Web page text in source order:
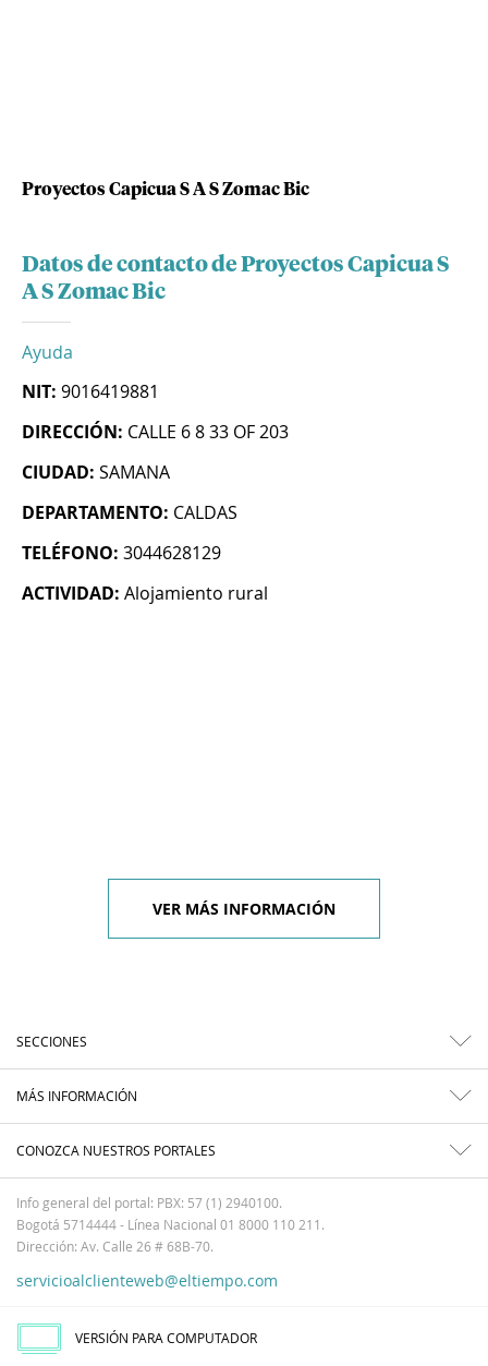
Proyectos Capicua S A S Zomac Bic
Datos de contacto de Proyectos Capicua S
A S Zomac Bic
Ayuda
NIT: 9016419881
DIRECCIÓN: CALLE 6 8 33 OF 203
CIUDAD: SAMANA
DEPARTAMENTO: CALDAS
TELÉFONO: 3044628129
ACTIVIDAD: Alojamiento rural
VER MÁS INFORMACIÓN
SECCIONES
MÁS INFORMACIÓN
CONOZCA NUESTROS PORTALES
Info general del portal: PBX: 57 (1) 2940100.
Bogotá 5714444 - Línea Nacional 01 8000 110 211.
Dirección: Av. Calle 26 # 68B-70.
servicioalclienteweb@eltiempo.com
VERSIÓN PARA COMPUTADOR